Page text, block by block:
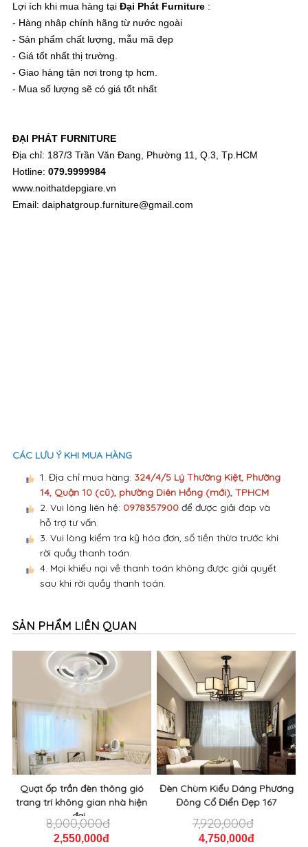
Lợi ích khi mua hàng tại Đại Phát Furniture:
- Hàng nhâp chính hãng từ nước ngoài
- Sản phẩm chất lượng, mẫu mã đẹp
- Giá tốt nhất thị trường.
- Giao hàng tận nơi trong tp hcm.
- Mua số lượng sẽ có giá tốt nhất
ĐẠI PHÁT FURNITURE
Địa chỉ: 187/3 Trần Văn Đang, Phường 11, Q.3, Tp.HCM
Hotline: 079.9999984
www.noithatdepgiare.vn
Email: daiphatgroup.furniture@gmail.com
CÁC LƯU Ý KHI MUA HÀNG
1. Địa chỉ mua hàng: 324/4/5 Lý Thường Kiệt, Phường
14, Quận 10 (cũ), phường Diên Hồng (mới), TPHCM
2. Vui lòng liên hệ: 0978357900để được giải đáp và
hỗ trợ tư vấn.
3. Vui lòng kiểm tra kỹ hóa đơn, số tiền thừa trước khi
rời quầy thanh toán.
4. Mọi khiếu nại về thanh toán không được giải quyết
sau khi rời quầy thanh toán.
SẢN PHẨM LIÊN QUAN
Quạt ốp trần đèn thông gió
trang trí không gian nhà hiện
đại...
8,000,000đ
2,550,000đ
Đèn Chùm Kiểu Dáng Phương
Đông Cổ Điển Đẹp 167
7,920,000đ
4,750,000đ